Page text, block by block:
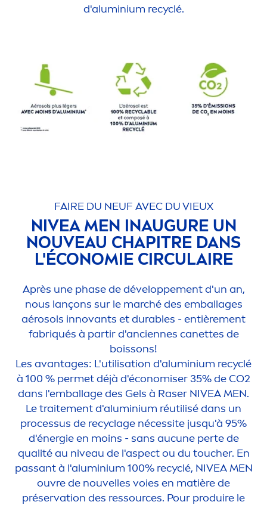
d'aluminium recyclé.
FAIRE DU NEUF AVEC DU VIEUX
NIVEA MEN INAUGURE UN
NOUVEAU CHAPITRE DANS
L'ÉCONOMIE CIRCULAIRE
Après une phase de développement d'un an,
nous lançons sur le marché des emballages
aérosols innovants et durables - entièrement
fabriqués à partir d'anciennes canettes de
boissons!
Les avantages: L'utilisation d'aluminium recyclé
à 100 % permet déjà d'économiser 35% de CO2
dans l'emballage des Gels à Raser NIVEAMEN.
Le traitement d'aluminium réutilisé dans un
processus de recyclage nécessite jusqu'à 95%
d'énergie en moins - sans aucune perte de
qualité au niveau de l'aspect ou du toucher. En
passant à l'aluminium 100% recyclé, NIVEA MEN
ouvre de nouvelles voies en matière de
préservation des ressources. Pour produire le